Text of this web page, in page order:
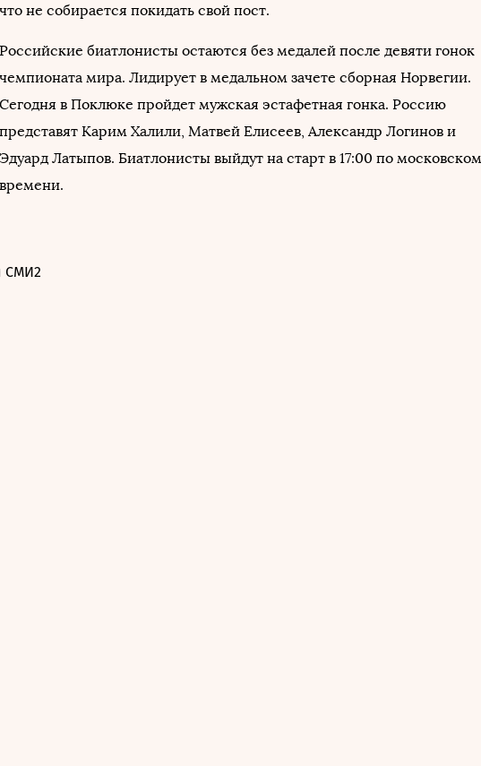
что не собирается покидать свой пост.
Российские биатлонисты остаются без медалей после девяти гонок
чемпионата мира. Лидирует в медальном зачете сборная Норвегии.
Сегодня в Поклюке пройдет мужская эстафетная гонка. Россию
представят Карим Халили, Матвей Елисеев, Александр Логинов и
Эдуард Латыпов. Биатлонисты выйдут на старт в 17:00 по
времени.
СМИ2